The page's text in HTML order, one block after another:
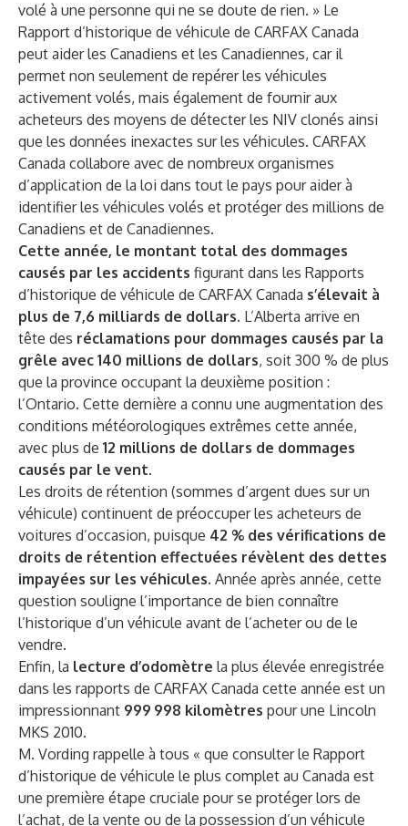
volé à une personne qui ne se doute de rien. » Le
Rapport d’historique de véhicule de CARFAX Canada
peut aider les Canadiens et les Canadiennes, car il
permet non seulement de repérer les véhicules
activement volés, mais également de fournir aux
acheteurs des moyens de détecter les NIV clonés ainsi
que les données inexactes sur les véhicules. CARFAX
Canada collabore avec de nombreux organismes
d’application de la loi dans tout le pays pour aider à
identifier les véhicules volés et protéger des millions de
Canadiens et de Canadiennes.
Cette année, le montant total des dommages
causés par les accidents figurant dans les Rapports
d’historique de véhicule de CARFAX Canada s’élevait à
plus de 7,6 milliards de dollars. L’Alberta arrive en
tête des réclamations pour dommages causés par la
grêle avec 140 millions de dollars, soit 300 % de plus
que la province occupant la deuxième position :
l’Ontario. Cette dernière a connu une augmentation des
conditions météorologiques extrêmes cette année,
avec plus de 12 millions de dollars de dommages
causés par le vent.
Les droits de rétention (sommes d’argent dues sur un
véhicule) continuent de préoccuper les acheteurs de
voitures d’occasion, puisque 42 % des vérifications de
droits de rétention effectuées révèlent des dettes
impayées sur les véhicules. Année après année, cette
question souligne l’importance de bien connaître
l’historique d’un véhicule avant de l’acheter ou de le
vendre.
Enfin, la lecture d’odomètre la plus élevée enregistrée
dans les rapports de CARFAX Canada cette année est un
impressionnant 999 998 kilomètres pour une Lincoln
MKS 2010.
M. Vording rappelle à tous « que consulter le Rapport
d’historique de véhicule le plus complet au Canada est
une première étape cruciale pour se protéger lors de
l’achat, de la vente ou de la possession d’un véhicule